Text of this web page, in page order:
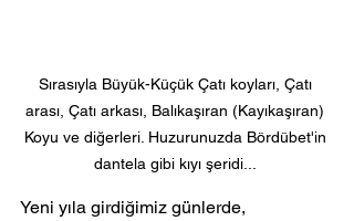
Sırasıyla Büyük-Küçük Çatı koyları, Çatı
arası, Çatı arkası, Balıkaşıran (Kayıkaşıran)
Koyu ve diğerleri. Huzurunuzda Bördübet'in
dantela gibi kıyı şeridi...
Yeni yıla girdiğimiz günlerde,